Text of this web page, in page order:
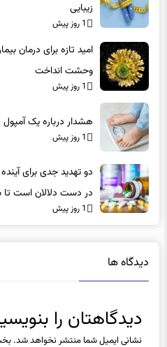
زیبایی
1 روز پیش
امید تازه برای درمان
وحشت انداخت
1 روز پیش
هشدار درباره یک آمپول
1 روز پیش
دو تهدید جدی برای
در دست دلالان است تا
دارویی محسوس‌تر است؟
1 روز پیش
دیدگاه ها
دیدگاهتان را
نشانی ایمیل شما منتشر نخواهد شد.